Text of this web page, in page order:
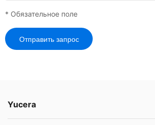
* Обязательное поле
Отправить запрос
Yucera